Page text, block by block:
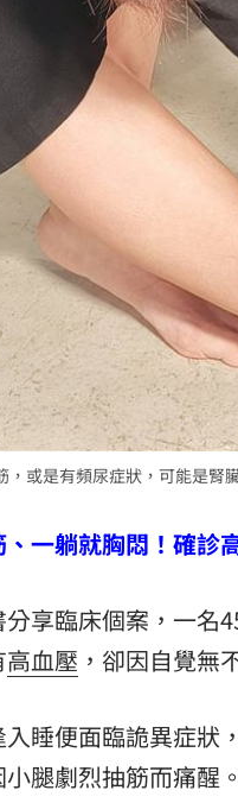
直播 18:00
樂千萬頭獎超「爸」氣
頂奢大道」逐漸成形
職涯論壇9/12登場！
7s掀足球熱潮
追星吃美食！ 18:15
或是有頻尿症狀，可能是腎
一躺就胸悶！確診
享臨床個案，一名
高血壓 ，卻因自覺無
睡便面臨詭異症狀
腿劇烈抽筋而痛醒